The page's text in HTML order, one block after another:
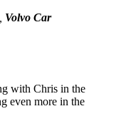
Volvo Car
with Chris in the
even more in the